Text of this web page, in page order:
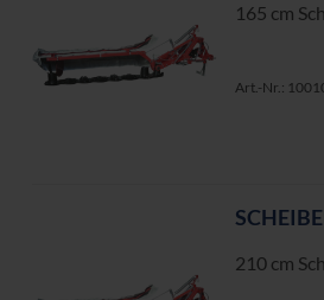
165 cm
Art.-Nr.:
210 cm